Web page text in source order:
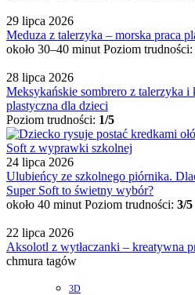
29 lipca 2026
Meduza z talerzyka – morska praca
około 30–40 minut Poziom trudności:
28 lipca 2026
Meksykańskie sombrero z talerzyka i
plastyczna dla dzieci
Poziom trudności: 1/5
24 lipca 2026
Ulubieńcy ze szkolnego piórnika.
Super Soft to świetny wybór?
około 40 minut Poziom trudności: 3/5
22 lipca 2026
Aksolotl z wytłaczanki – kreatywna
chmura tagów
3D